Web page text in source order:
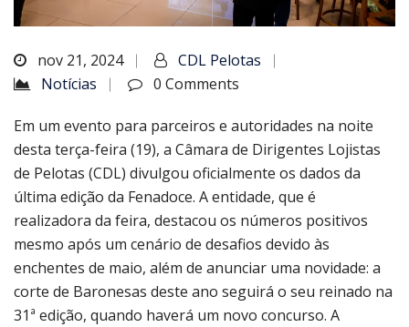
nov 21, 2024
CDL Pelotas
Notícias
0 Comments
Em um evento para parceiros e autoridades na noite
desta terça-feira (19), a Câmara de Dirigentes Lojistas
de Pelotas (CDL) divulgou oficialmente os dados da
última edição da Fenadoce. A entidade, que é
realizadora da feira, destacou os números positivos
mesmo após um cenário de desafios devido às
enchentes de maio, além de anunciar uma novidade: a
corte de Baronesas deste ano seguirá o seu reinado na
31ª edição, quando haverá um novo concurso. A